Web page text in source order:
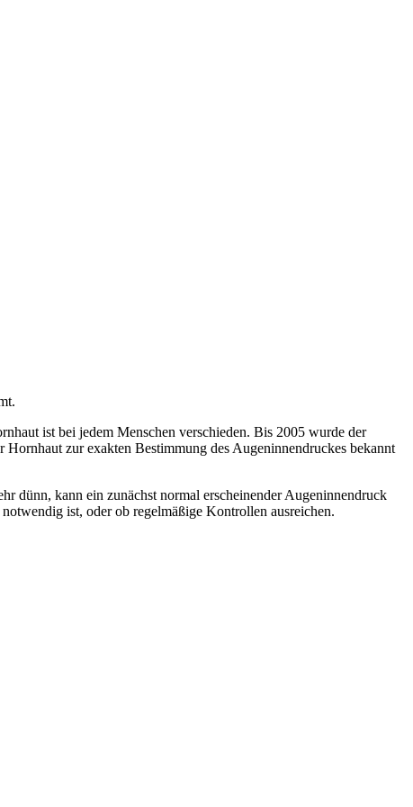
ist bei jedem Menschen verschieden. Bis 2005 wurde der
zur exakten Bestimmung des Augeninnendruckes bekannt
dünn, kann ein zunächst normal erscheinender Augeninnendruck
ist, oder ob regelmäßige Kontrollen ausreichen.